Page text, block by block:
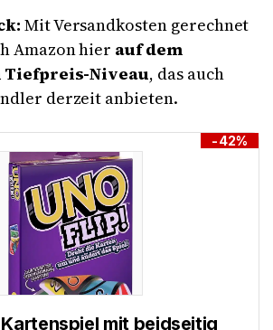
Mit Versandkosten gerechnet
Amazon hier auf dem
Niveau, das auch
derzeit anbieten.
-42%
Kartenspiel mit beidseitig